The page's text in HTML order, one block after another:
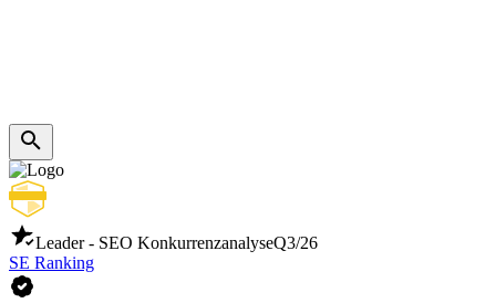
Leader - SEO KonkurrenzanalyseQ3/26
SE Ranking